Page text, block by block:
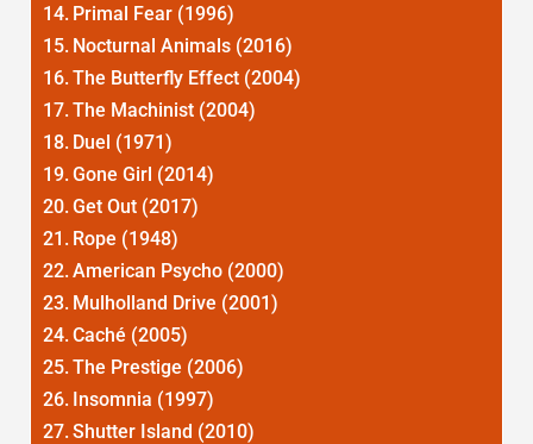
Primal Fear (1996)
Nocturnal Animals (2016)
The Butterfly Effect (2004)
The Machinist (2004)
Duel (1971)
Gone Girl (2014)
Get Out (2017)
Rope (1948)
American Psycho (2000)
Mulholland Drive (2001)
Caché (2005)
The Prestige (2006)
Insomnia (1997)
Shutter Island (2010)